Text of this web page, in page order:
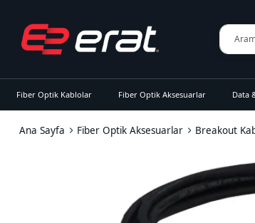
Fiber Optik Kablolar Fiber Optik Aksesuarlar Data
Ana Sayfa Fiber Optik Aksesuarlar Breakout